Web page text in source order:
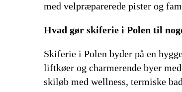
med velpræparerede pister og
Hvad gør skiferie i Polen til
Skiferie i Polen byder på en
liftkøer og charmerende byer
skiløb med wellness, termiske